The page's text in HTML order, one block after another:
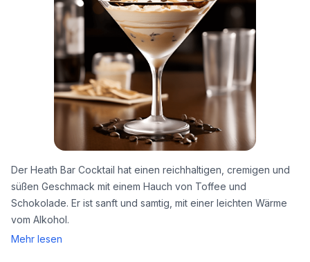
Der Heath Bar Cocktail hat einen reichhaltigen, cremigen und
süßen Geschmack mit einem Hauch von Toffee und
Schokolade. Er ist sanft und samtig, mit einer leichten Wärme
vom Alkohol.
Mehr lesen